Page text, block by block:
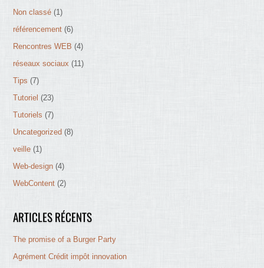
Non classé (1)
référencement (6)
Rencontres WEB (4)
réseaux sociaux (11)
Tips (7)
Tutoriel (23)
Tutoriels (7)
Uncategorized (8)
veille (1)
Web-design (4)
WebContent (2)
ARTICLES RÉCENTS
The promise of a Burger Party
Agrément Crédit impôt innovation